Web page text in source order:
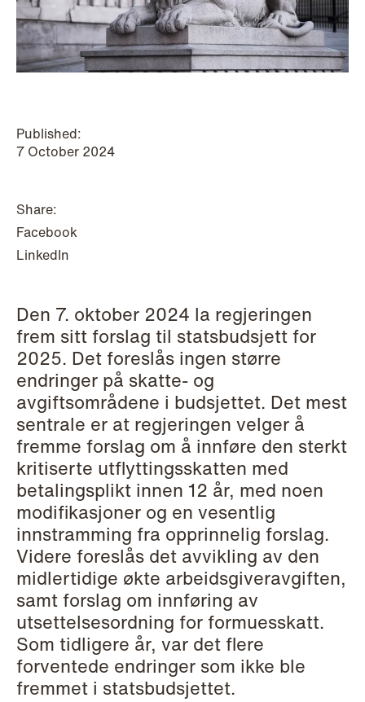
NEWS
IBA Annual Conference 2026 in
Copenhagen
Read more
Published:
7 October 2024
Share:
Facebook
LinkedIn
Den 7. oktober 2024 la regjeringen
frem sitt forslag til statsbudsjett for
2025. Det foreslås ingen større
endringer på skatte- og
avgiftsområdene i budsjettet. Det mest
sentrale er at regjeringen velger å
fremme forslag om å innføre den sterkt
kritiserte utflyttingsskatten med
betalingsplikt innen 12 år, med noen
modifikasjoner og en vesentlig
innstramming fra opprinnelig forslag.
Videre foreslås det avvikling av den
midlertidige økte arbeidsgiveravgiften,
samt forslag om innføring av
utsettelsesordning for formuesskatt.
Som tidligere år, var det flere
forventede endringer som ikke ble
fremmet i statsbudsjettet.
T: +47 22 01 88 00
P.O. Box 996 Sentrum
NO-6001 Ålesund
T: +47 22 01 88 00
Cookies and privacy policy
Terms and conditions